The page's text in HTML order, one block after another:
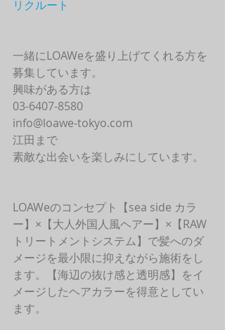
リクルート
一緒にLOAWeを盛り上げてくれる方を
募集しています。
興味がある方は
03-6407-8580
info@loawe-tokyo.com
江田まで
素敵な出会いを楽しみにしています。
LOAWeのコンセプト【sea side カラ
ー】×【大人外国人風ヘアー】×【RAW
トリートメントシステム】で髪へのダ
メージを最小限に抑えながら施術をし
ます。【海辺の抜け感と透明感】をイ
メージしたヘアカラーを得意としてい
ます。